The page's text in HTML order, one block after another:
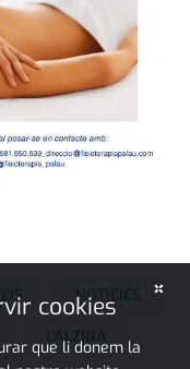
NOTÍCIES
L'ALZINA
×
cookies
que li donem la